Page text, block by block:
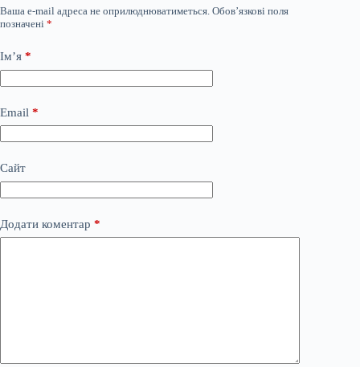
Ваша e-mail адреса не оприлюднюватиметься. Обов’язкові поля
позначені *
Ім’я *
Email *
Сайт
Додати коментар *